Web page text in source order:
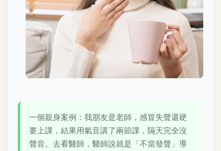
一個親身案例：我朋友是老師，感冒失聲還硬
要上課，結果用氣音講了兩節課，隔天完全沒
聲音。去看醫師，醫師說就是「不當發聲」導